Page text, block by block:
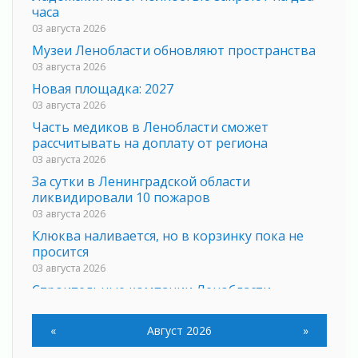
часа
03 августа 2026
Музеи Ленобласти обновляют пространства
03 августа 2026
Новая площадка: 2027
03 августа 2026
Часть медиков в Ленобласти сможет
рассчитывать на доплату от региона
03 августа 2026
За сутки в Ленинградской области
ликвидировали 10 пожаров
03 августа 2026
Клюква наливается, но в корзинку пока не
просится
03 августа 2026
Строительные компании Ленобласти
Шесть новых жизней в честь дня рождения
« Август 2026 »